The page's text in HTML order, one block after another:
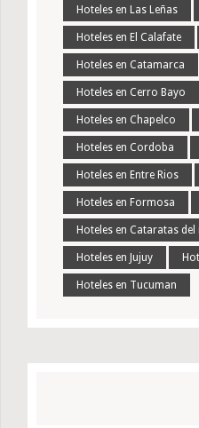
Hoteles en Las Leñas
Hoteles en El Calafate
Hoteles en Catamarca
Hoteles en Cerro Bayo
Hoteles en Chapelco
Hoteles en Cordoba
Hoteles en Entre Rios
Hoteles en Formosa
Hoteles en Cataratas del
Hoteles en Jujuy
Hoteles en Tucuman